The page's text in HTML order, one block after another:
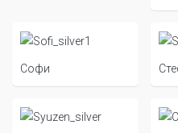
Софи